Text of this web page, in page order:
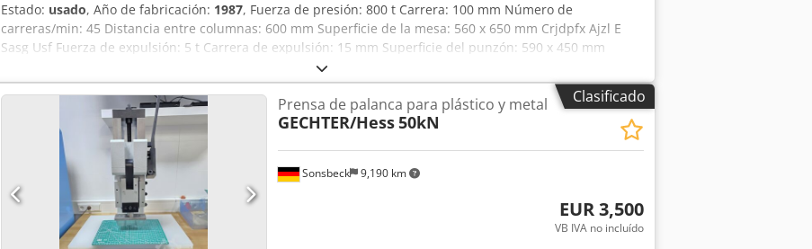
Estado: usado, Año de fabricación: 1987, Fuerza de presión: 800 t Carrera: 100 mm Número de
carreras/min: 45 Distancia entre columnas: 600 mm Superficie de la mesa: 560 x 650 mm Crjdpfx Ajzl E
Sasg Usf Fuerza de expulsión: 5 t Carrera de expulsión: 15 mm Superficie del punzón: 590 x 450 mm
Potencia del motor: 22,0 kW Peso: 17,0 t Espacio requerido (ancho x profundidad x alto): 1,7 x 2,55 x 3,1 m
Recorrido nominal: 1,46 mm Equipado con accionamiento de palanca articulada, freno de volante de
inercia, embrague hidráulico con un segundo freno, equilibrado del bastidor de la prensa, sistema de
expulsión simple en la mesa, control autovigilado.
Clasificado
Sonsbeck 9,190 km
Prensa de palanca para plástico y metal
GECHTER/Hess50kN
EUR 3,500
VB IVA no incluído